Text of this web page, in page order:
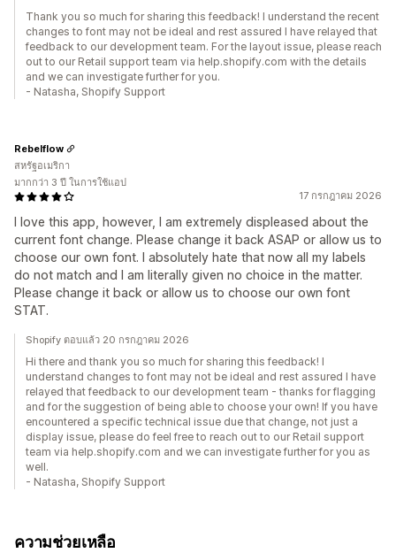
Thank you so much for sharing this feedback! I understand the recent
changes to font may not be ideal and rest assured I have relayed that
feedback to our development team. For the layout issue, please reach
out to our Retail support team via help.shopify.com with the details
and we can investigate further for you.
- Natasha, Shopify Support
17 กรกฎาคม 2026
I love this app, however, I am extremely displeased about the
current font change. Please change it back ASAP or allow us to
choose our own font. I absolutely hate that now all my labels
do not match and I am literally given no choice in the matter.
Please change it back or allow us to choose our own font
STAT.
Rebelflow
สหรัฐอเมริกา
มากกว่า 3 ปี ในการใช้แอป
Shopify ตอบแล้ว 20 กรกฎาคม 2026
Hi there and thank you so much for sharing this feedback! I
understand changes to font may not be ideal and rest assured I have
relayed that feedback to our development team - thanks for flagging
and for the suggestion of being able to choose your own! If you have
encountered a specific technical issue due that change, not just a
display issue, please do feel free to reach out to our Retail support
team via help.shopify.com and we can investigate further for you as
well.
- Natasha, Shopify Support
ความช่วยเหลือ